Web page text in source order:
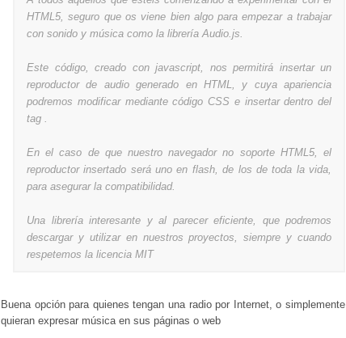
HTML5, seguro que os viene bien algo para empezar a trabajar
con sonido y música como la librería Audio.js.
Este código, creado con javascript, nos permitirá insertar un
reproductor de audio generado en HTML, y cuya apariencia
podremos modificar mediante código CSS e insertar dentro del
tag .
En el caso de que nuestro navegador no soporte HTML5, el
reproductor insertado será uno en flash, de los de toda la vida,
para asegurar la compatibilidad.
Una librería interesante y al parecer eficiente, que podremos
descargar y utilizar en nuestros proyectos, siempre y cuando
respetemos la licencia MIT
Buena opción para quienes tengan una radio por Internet, o simplemente
quieran expresar música en sus páginas o web